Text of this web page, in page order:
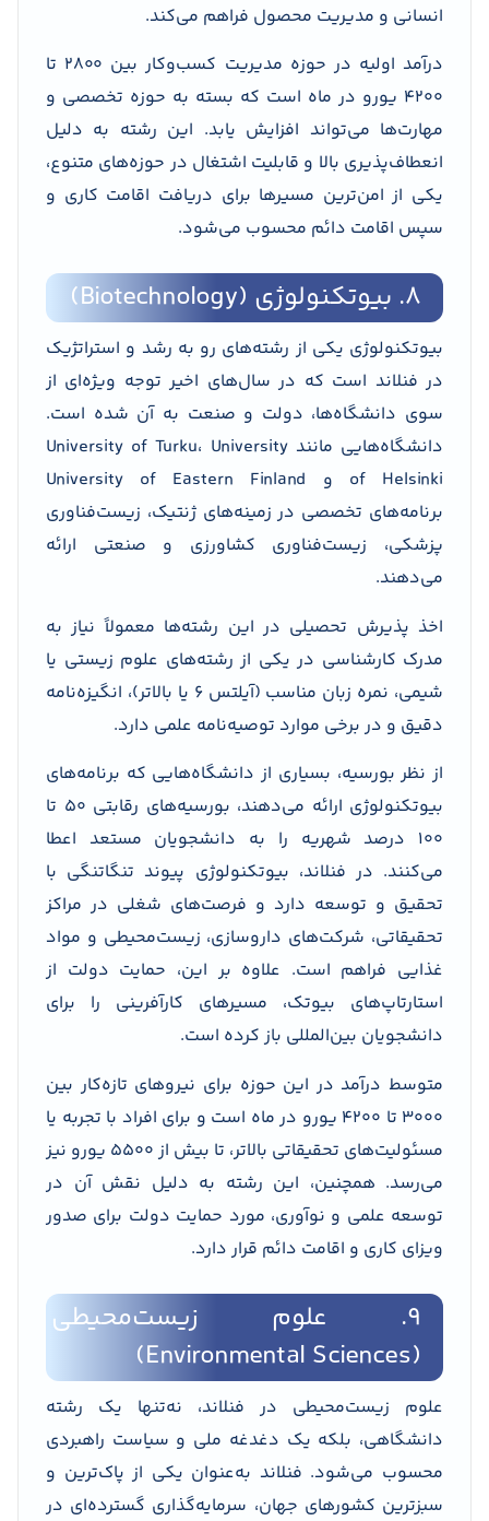
انسانی و مدیریت محصول فراهم می‌کند.
درآمد اولیه در حوزه مدیریت کسب‌وکار بین ۲۸۰۰ تا
۴۲۰۰ یورو در ماه است که بسته به حوزه تخصصی و
مهارت‌ها می‌تواند افزایش یابد. این رشته به دلیل
انعطاف‌پذیری بالا و قابلیت اشتغال در حوزه‌های متنوع،
یکی از امن‌ترین مسیرها برای دریافت اقامت کاری و
سپس اقامت دائم محسوب می‌شود.
8. بیوتکنولوژی (Biotechnology)
بیوتکنولوژی یکی از رشته‌های رو به رشد و استراتژیک
در فنلاند است که در سال‌های اخیر توجه ویژه‌ای از
سوی دانشگاه‌ها، دولت و صنعت به آن شده است.
دانشگاه‌هایی مانند University of Turku، University
of Helsinki و University of Eastern Finland
برنامه‌های تخصصی در زمینه‌های ژنتیک، زیست‌فناوری
پزشکی، زیست‌فناوری کشاورزی و صنعتی ارائه
می‌دهند.
اخذ پذیرش تحصیلی در این رشته‌ها معمولاً نیاز به
مدرک کارشناسی در یکی از رشته‌های علوم زیستی یا
شیمی، نمره زبان مناسب (آیلتس ۶ یا بالاتر)، انگیزه‌نامه
دقیق و در برخی موارد توصیه‌نامه علمی دارد.
از نظر بورسیه، بسیاری از دانشگاه‌هایی که برنامه‌های
بیوتکنولوژی ارائه می‌دهند، بورسیه‌های رقابتی ۵۰ تا
۱۰۰ درصد شهریه را به دانشجویان مستعد اعطا
می‌کنند. در فنلاند، بیوتکنولوژی پیوند تنگاتنگی با
تحقیق و توسعه دارد و فرصت‌های شغلی در مراکز
تحقیقاتی، شرکت‌های داروسازی، زیست‌محیطی و مواد
غذایی فراهم است. علاوه بر این، حمایت دولت از
استارتاپ‌های بیوتک، مسیرهای کارآفرینی را برای
دانشجویان بین‌المللی باز کرده است.
متوسط درآمد در این حوزه برای نیروهای تازه‌کار بین
۳۰۰۰ تا ۴۲۰۰ یورو در ماه است و برای افراد با تجربه یا
مسئولیت‌های تحقیقاتی بالاتر، تا بیش از ۵۵۰۰ یورو نیز
می‌رسد. همچنین، این رشته به دلیل نقش آن در
توسعه علمی و نوآوری، مورد حمایت دولت برای صدور
ویزای کاری و اقامت دائم قرار دارد.
9. علوم زیست‌محیطی
(Environmental Sciences)
علوم زیست‌محیطی در فنلاند، نه‌تنها یک رشته
دانشگاهی، بلکه یک دغدغه ملی و سیاست راهبردی
محسوب می‌شود. فنلاند به‌عنوان یکی از پاک‌ترین و
سبزترین کشورهای جهان، سرمایه‌گذاری گسترده‌ای در